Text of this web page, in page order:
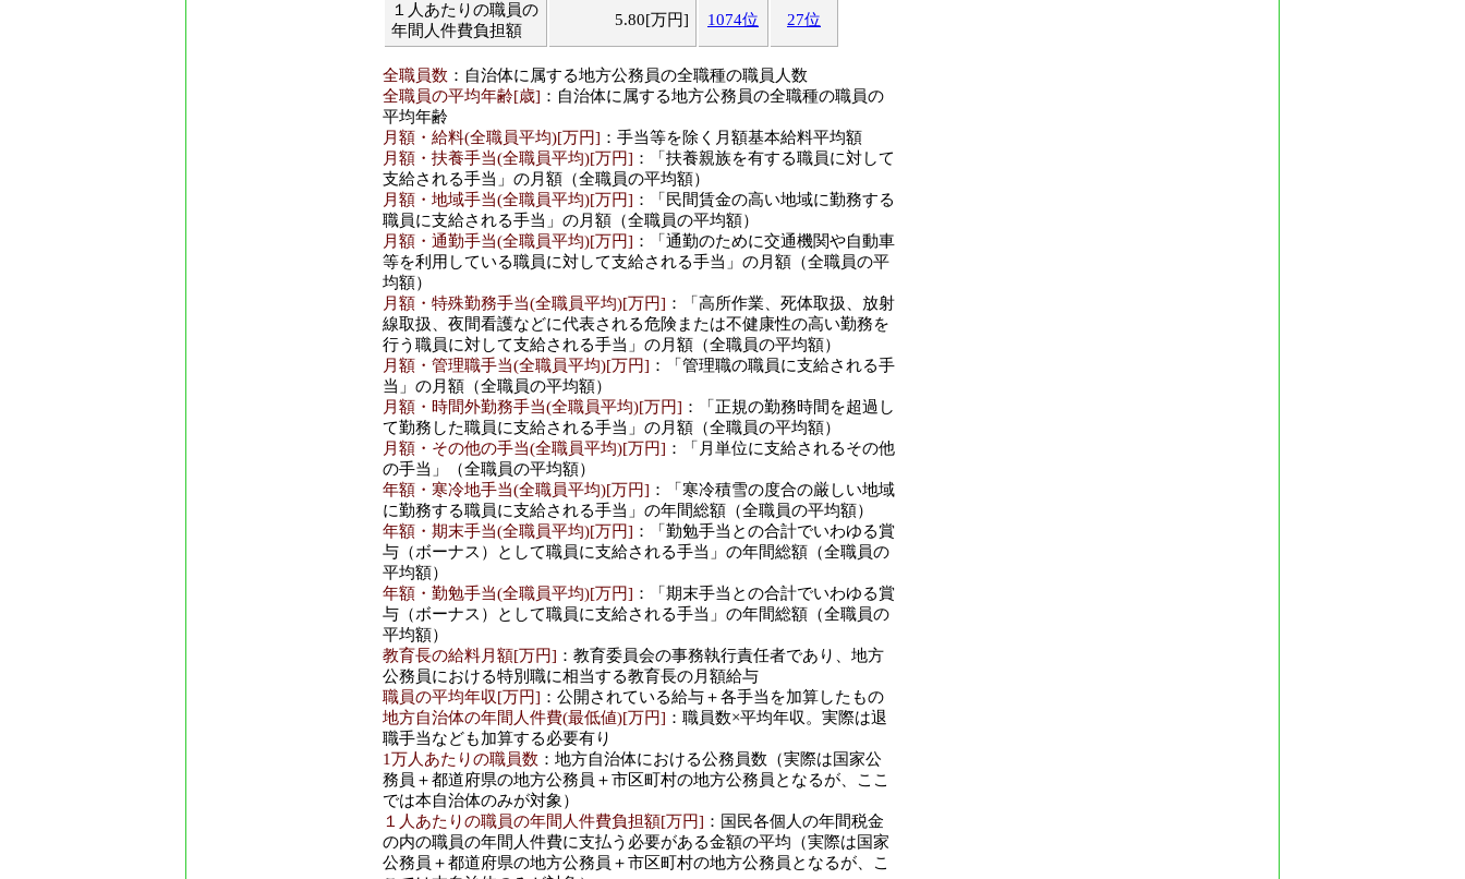
１人あたりの職員の
年間人件費負担額
5.80[万円] 1074位 27位
全職員数 ：自治体に属する地方公務員の全職種の職員人数
全職員の平均年齢[歳] ：自治体に属する地方公務員の全職種の職員の
平均年齢
月額・給料(全職員平均)[万円] ：手当等を除く月額基本給料平均額
月額・扶養手当(全職員平均)[万円] ：「扶養親族を有する職員に対して
支給される手当」の月額（全職員の平均額）
月額・地域手当(全職員平均)[万円] ：「民間賃金の高い地域に勤務する
職員に支給される手当」の月額（全職員の平均額）
月額・通勤手当(全職員平均)[万円] ：「通勤のために交通機関や自動車
等を利用している職員に対して支給される手当」の月額（全職員の平
均額）
月額・特殊勤務手当(全職員平均)[万円] ：「高所作業、死体取扱、放射
線取扱、夜間看護などに代表される危険または不健康性の高い勤務を
行う職員に対して支給される手当」の月額（全職員の平均額）
月額・管理職手当(全職員平均)[万円] ：「管理職の職員に支給される手
当」の月額（全職員の平均額）
月額・時間外勤務手当(全職員平均)[万円] ：「正規の勤務時間を超過し
て勤務した職員に支給される手当」の月額（全職員の平均額）
月額・その他の手当(全職員平均)[万円] ：「月単位に支給されるその他
の手当」（全職員の平均額）
年額・寒冷地手当(全職員平均)[万円] ：「寒冷積雪の度合の厳しい地域
に勤務する職員に支給される手当」の年間総額（全職員の平均額）
年額・期末手当(全職員平均)[万円] ：「勤勉手当との合計でいわゆる賞
与（ボーナス）として職員に支給される手当」の年間総額（全職員の
平均額）
年額・勤勉手当(全職員平均)[万円] ：「期末手当との合計でいわゆる賞
与（ボーナス）として職員に支給される手当」の年間総額（全職員の
平均額）
教育長の給料月額[万円] ：教育委員会の事務執行責任者であり、地方
公務員における特別職に相当する教育長の月額給与
職員の平均年収[万円] ：公開されている給与＋各手当を加算したもの
地方自治体の年間人件費(最低値)[万円] ：職員数×平均年収。実際は退
職手当なども加算する必要有り
1万人あたりの職員数 ：地方自治体における公務員数（実際は国家公
務員＋都道府県の地方公務員＋市区町村の地方公務員となるが、ここ
では本自治体のみが対象）
１人あたりの職員の年間人件費負担額[万円] ：国民各個人の年間税金
の内の職員の年間人件費に支払う必要がある金額の平均（実際は国家
公務員＋都道府県の地方公務員＋市区町村の地方公務員となるが、こ